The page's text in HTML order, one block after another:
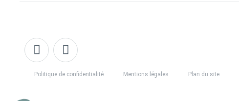
Politique de confidentialité Mentions légales Plan du site